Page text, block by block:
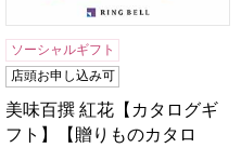
ソーシャルギフト
店頭お申し込み可
美味百撰 紅花【カタログギ
フト】【贈りものカタロ